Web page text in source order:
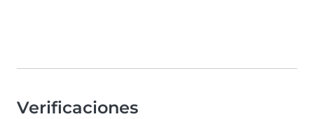
Verificaciones